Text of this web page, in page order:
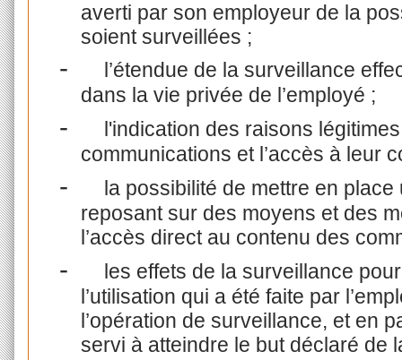
averti par son employeur de la
soient surveillées ;
-
l’étendue de la surveillance
dans la vie privée de l’employé ;
-
l'indication des raisons
communications et l’accès à leur
-
la possibilité de mettre en
reposant sur des moyens et des
l’accès direct au contenu des
-
les effets de la surveillance
l’utilisation qui a été faite par
l’opération de surveillance, et en
servi à atteindre le but déclaré de